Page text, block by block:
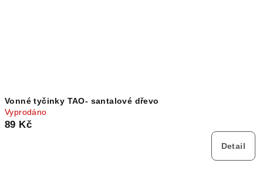
Vonné tyčinky TAO- santalové dřevo
Vyprodáno
89 Kč
Detail